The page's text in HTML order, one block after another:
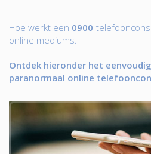
Hoe werkt een 0900-
online mediums.
Ontdek hieronder het
paranormaal online